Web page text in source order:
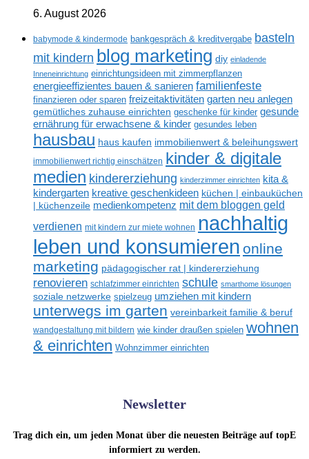
6. August 2026
babymode & kindermode bankgespräch & kreditvergabe basteln
mit kindern blog marketing diy einladende
Inneneinrichtung einrichtungsideen mit zimmerpflanzen
energieeffizientes bauen & sanieren familienfeste
finanzieren oder sparen freizeitaktivitäten garten neu anlegen
gemütliches zuhause einrichten geschenke für kinder gesunde
ernährung für erwachsene & kinder gesundes leben
hausbau haus kaufen immobilienwert & beleihungswert
immobilienwert richtig einschätzen kinder & digitale
medien kindererziehung kinderzimmer einrichten kita &
kindergarten kreative geschenkideen küchen | einbauküchen
| küchenzeile medienkompetenz mit dem bloggen geld
verdienen mit kindern zur miete wohnen nachhaltig
leben und konsumieren online
marketing pädagogischer rat | kindererziehung
renovieren schlafzimmer einrichten schule smarthome lösungen
soziale netzwerke spielzeug umziehen mit kindern
unterwegs im garten vereinbarkeit familie & beruf
wandgestaltung mit bildern wie kinder draußen spielen wohnen
& einrichten Wohnzimmer einrichten
Newsletter
Trag dich ein, um jeden Monat über die neuesten Beiträge auf topE
informiert zu werden.